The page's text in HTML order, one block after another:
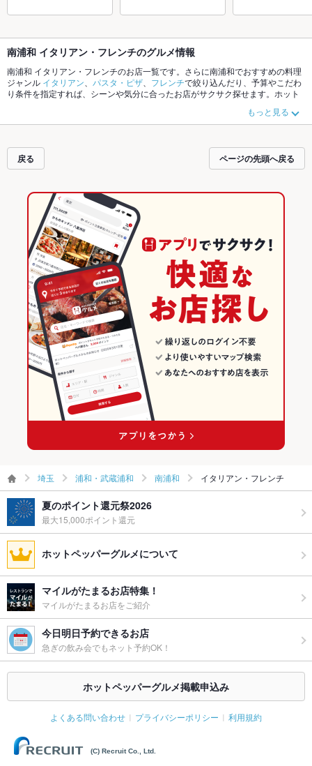
南浦和 イタリアン・フレンチのグルメ情報
南浦和 イタリアン・フレンチのお店一覧です。さらに南浦和でおすすめの料理
ジャンル イタリアン パスタ・ピザ フレンチで絞り込んだり、予算やこだわ
り条件を指定すれば、シーンや気分に合ったお店がサクサク探せます。ホット
や季節のおすすめ料理など、お店の最新情報をご紹介してい
るので安心！24時間使える簡単便利なネット予約が使えるお店も拡大中です。
利にホットペッパーグルメをご利用ください。
もっと見る
戻る ページの先頭へ戻る
埼玉 浦和・武蔵浦和 南浦和 イタリアン・フレンチ
夏のポイント還元祭2026
最大15,000ポイント還元
ホットペッパーグルメについて
マイルがたまるお店特集！
マイルがたまるお店をご紹介
今日明日予約できるお店
急ぎの飲み会でもネット予約OK！
ホットペッパーグルメ掲載申込み
よくある問い合わせ プライバシーポリシー 利用規約
(C) Recruit Co., Ltd.